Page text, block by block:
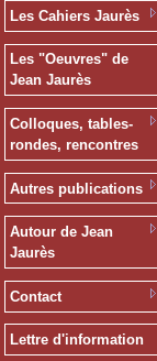
Les Cahiers Jaurès
Les "Oeuvres" de
Jean Jaurès
Colloques, tables-
rondes, rencontres
Autres publications
Autour de Jean
Jaurès
Contact
Lettre d'information